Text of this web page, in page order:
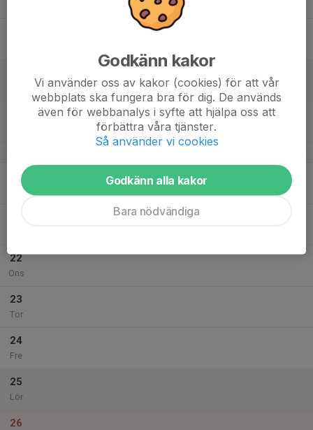
20
Mån
22
Ons
23
Tor
24
Fre
25
Lör
26
Godkänn kakor
Vi använder oss av kakor (cookies) för att vår
webbplats ska fungera bra för dig. De används
även för webbanalys i syfte att hjälpa oss att
förbättra våra tjänster.
Så använder vi cookies
Godkänn alla kakor
Bara nödvändiga